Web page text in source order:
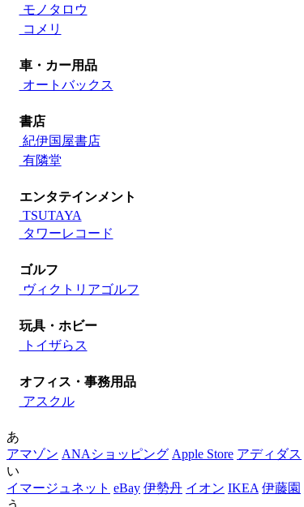
モノタロウ
コメリ
車・カー用品
オートバックス
書店
紀伊国屋書店
有隣堂
エンタテインメント
TSUTAYA
タワーレコード
ゴルフ
ヴィクトリアゴルフ
玩具・ホビー
トイザらス
オフィス・事務用品
アスクル
あ
アマゾン ANAショッピング Apple Store アディダス
い
イマージュネット eBay 伊勢丹 イオン IKEA 伊藤園